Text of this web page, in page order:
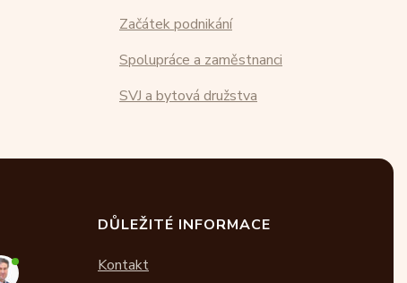
Začátek podnikání
Spolupráce a zaměstnanci
SVJ a bytová družstva
DŮLEŽITÉ INFORMACE
Kontakt